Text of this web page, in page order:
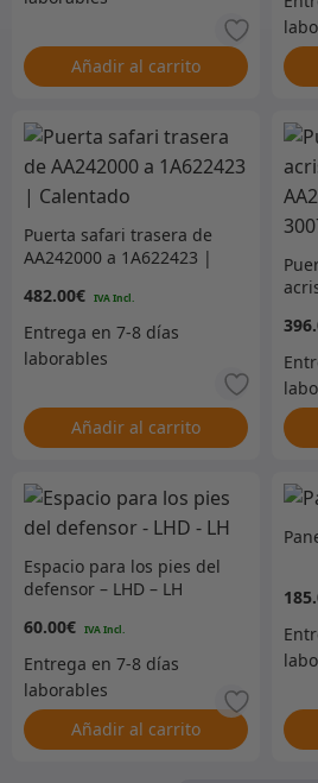
Añadir al carrito
Puerta safari trasera de
AA242000 a 1A622423 |
482.00€
Añadir al carrito
Espacio para los pies del
defensor – LHD – LH
60.00€
Añadir al carrito